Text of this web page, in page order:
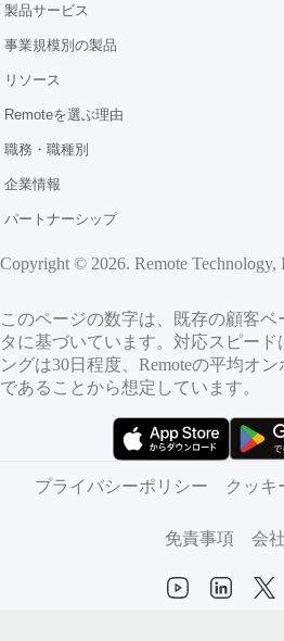
製品サービス
事業規模別の製品
リソース
Remoteを選ぶ理由
職務・職種別
企業情報
パートナーシップ
Copyright © 2026. Remote Technology,
このページの数字は、既存の顧客
タに基づいています。対応スピー
ングは30日程度、Remoteの平均オ
であることから想定しています。
プライバシーポリシー
クッキ
免責事項 会